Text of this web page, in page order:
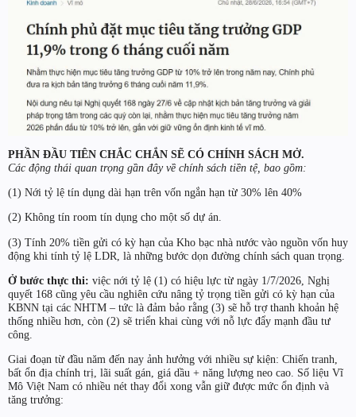
PHẦN ĐẦU TIÊN CHẮC CHẮN SẼ CÓ CHÍNH SÁCH MỞ.
Các động thái quan trọng gần đây về chính sách tiền tệ, bao gồm:
(1) Nới tỷ lệ tín dụng dài hạn trên vốn ngắn hạn từ 30% lên 40%
(2) Không tín room tín dụng cho một số dự án.
(3) Tính 20% tiền gửi có kỳ hạn của Kho bạc nhà nước vào nguồn vốn huy
động khi tính tỷ lệ LDR, là những bước dọn đường chính sách quan trọng.
Ở bước thực thi: việc nới tỷ lệ (1) có hiệu lực từ ngày 1/7/2026, Nghị
quyết 168 cũng yêu cầu nghiên cứu nâng tỷ trọng tiền gửi có kỳ hạn của
KBNN tại các NHTM – tức là đảm bảo rằng (3) sẽ hỗ trợ thanh khoản hệ
thống nhiều hơn, còn (2) sẽ triển khai cùng với nỗ lực đẩy mạnh đầu tư
công.
Giai đoạn từ đầu năm đến nay ảnh hưởng với nhiều sự kiện: Chiến tranh,
bất ổn địa chính trị, lãi suất gán, giá dầu + năng lượng neo cao. Số liệu Vĩ
Mô Việt Nam có nhiều nét thay đổi xong vẫn giữ được mức ổn định và
tăng trưởng: